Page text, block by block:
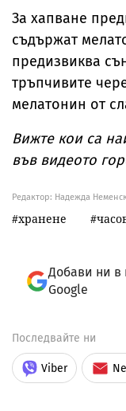
За хапване
съдържат
предизвиква
тръпчивите
мелатонин от
Вижте кои са
във видеото
Редактор: Надежда
хранене
Добави ни в
Google
Последвайте ни
Viber